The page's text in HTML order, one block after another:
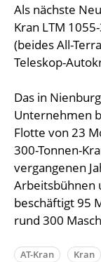
Als nächste
Kran LTM
(beides All-
Teleskop-
Das in
Unternehmen
Flotte von 23
300-Tonnen-
vergangenen
Arbeitsbühnen
beschäftigt 95
rund 300
AT-Kran Kran